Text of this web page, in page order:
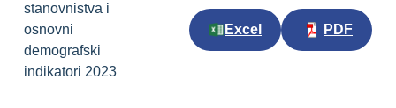
stanovnistva i
osnovni
demografski
indikatori 2023
Excel PDF